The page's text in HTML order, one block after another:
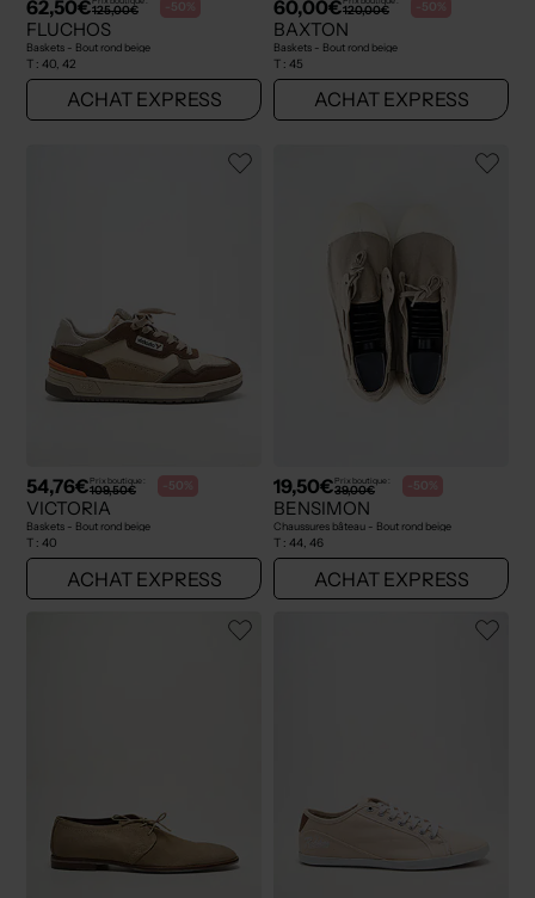
62,50€125,00€ -50%
FLUCHOS
Baskets - Bout rond beige
T : 40, 42
ACHAT EXPRESS
60,00€120,00€ -50%
BAXTON
Baskets - Bout rond beige
T : 45
ACHAT EXPRESS
54,76€Prix boutique :
109,50€ -50%
VICTORIA
Baskets - Bout rond beige
T : 40
ACHAT EXPRESS
19,50€Prix boutique :
39,00€ -50%
BENSIMON
Chaussures bâteau - Bout rond beige
T : 44, 46
ACHAT EXPRESS